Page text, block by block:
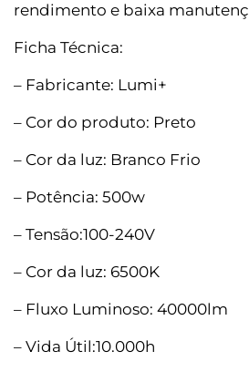
rendimento e baixa
Ficha Técnica:
– Fabricante: Lumi+
– Cor do produto: Preto
– Cor da luz: Branco Frio
– Potência: 500w
– Tensão:100-240V
– Cor da luz: 6500K
– Fluxo Luminoso: 40000lm
– Vida Útil:10.000h